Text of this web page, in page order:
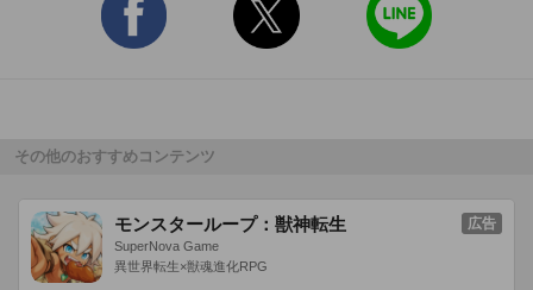
を攻略だ！
る！
◆◆ちょっとした時間にどこでもアクションRPG◆◆
ちょっとした空き時間にファンタジーの世界「エオニア」に！
その他のおすすめコンテンツ
モンスターループ：獣神転生
SuperNova Game
異世界転生×獣魂進化RPG
広告